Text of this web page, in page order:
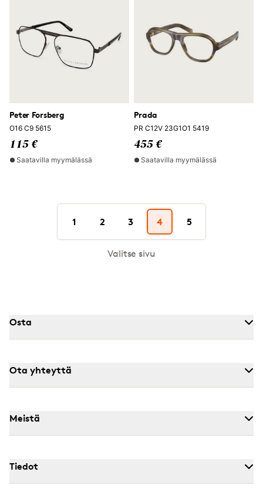
Peter Forsberg
O16 C9 5615
115 €
Saatavilla myymälässä
Prada
PR C12V 23G1O1 5419
455 €
Saatavilla myymälässä
1 2 3 4 5
Valitse sivu
Osta
Ota yhteyttä
Meistä
Tiedot